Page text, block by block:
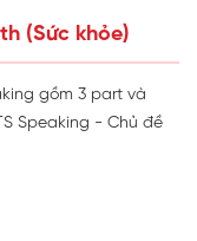
(Sức khỏe)
gồm 3 part và
Speaking - Chủ đề